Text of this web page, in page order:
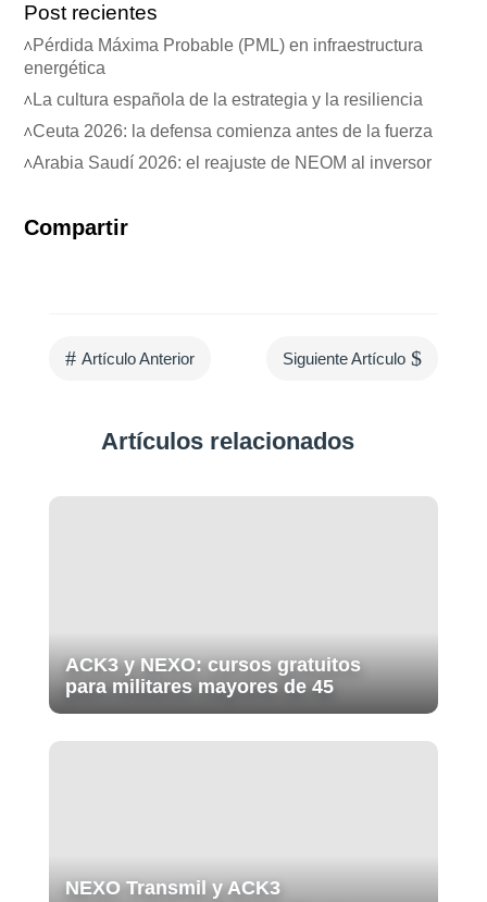
Post recientes
Pérdida Máxima Probable (PML) en infraestructura
energética
La cultura española de la estrategia y la resiliencia
Ceuta 2026: la defensa comienza antes de la fuerza
Arabia Saudí 2026: el reajuste de NEOM al inversor
Compartir
# Artículo Anterior Siguiente Artículo $
Artículos relacionados
ACK3 y NEXO: cursos gratuitos
para militares mayores de 45
NEXO Transmil y ACK3